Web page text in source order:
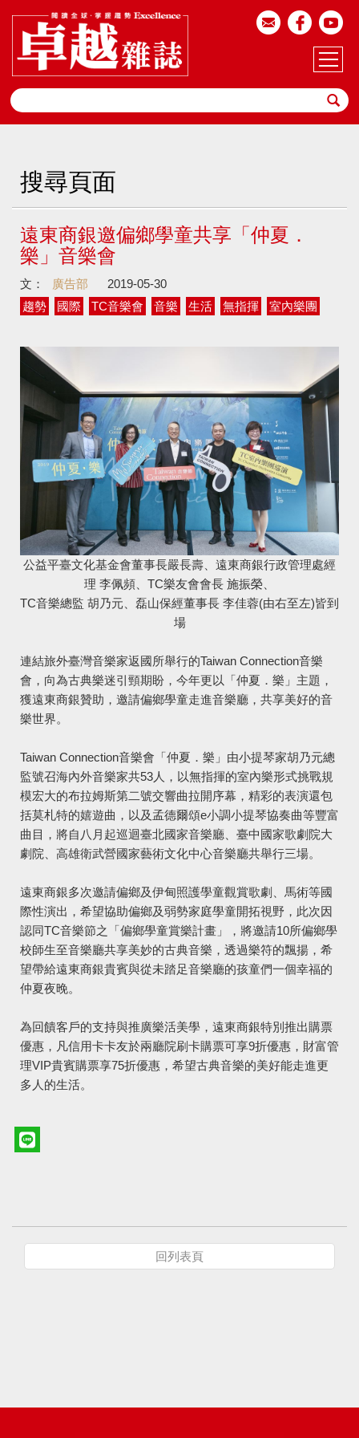
搜尋頁面
遠東商銀邀偏鄉學童共享「仲夏．
樂」音樂會
文： 廣告部
2019-05-30
趨勢
國際 TC音樂會 音樂 生活 無指揮 室內樂團
公益平臺文化基金會董事長嚴長壽、遠東商銀行政管理處經
理 李佩頻、TC樂友會會長 施振榮、
TC音樂總監 胡乃元、磊山保經董事長 李佳蓉(由右至左)皆到
場
連結旅外臺灣音樂家返國所舉行的Taiwan Connection音樂
會，向為古典樂迷引頸期盼，今年更以「仲夏．樂」主題，
獲遠東商銀贊助，邀請偏鄉學童走進音樂廳，共享美好的音
樂世界。
Taiwan Connection音樂會「仲夏．樂」由小提琴家胡乃元總
監號召海內外音樂家共53人，以無指揮的室內樂形式挑戰規
模宏大的布拉姆斯第二號交響曲拉開序幕，精彩的表演還包
括莫札特的嬉遊曲，以及孟德爾頌e小調小提琴協奏曲等豐富
曲目，將自八月起巡迴臺北國家音樂廳、臺中國家歌劇院大
劇院、高雄衛武營國家藝術文化中心音樂廳共舉行三場。
遠東商銀多次邀請偏鄉及伊甸照護學童觀賞歌劇、馬術等國
際性演出，希望協助偏鄉及弱勢家庭學童開拓視野，此次因
認同TC音樂節之「偏鄉學童賞樂計畫」，將邀請10所偏鄉學
校師生至音樂廳共享美妙的古典音樂，透過樂符的飄揚，希
望帶給遠東商銀貴賓與從未踏足音樂廳的孩童們一個幸福的
仲夏夜晚。
為回饋客戶的支持與推廣樂活美學，遠東商銀特別推出購票
優惠，凡信用卡卡友於兩廳院刷卡購票可享9折優惠，財富管
理VIP貴賓購票享75折優惠，希望古典音樂的美好能走進更
多人的生活。
回列表頁